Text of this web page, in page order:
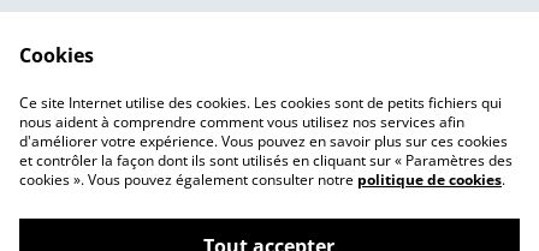
confidentialité
Tarif des frais de port
Cookies
Ce site Internet utilise des cookies. Les cookies sont de petits fichiers qui
nous aident à comprendre comment vous utilisez nos services afin
d'améliorer votre expérience. Vous pouvez en savoir plus sur ces cookies
et contrôler la façon dont ils sont utilisés en cliquant sur « Paramètres des
cookies ». Vous pouvez également consulter notre politique de cookies.